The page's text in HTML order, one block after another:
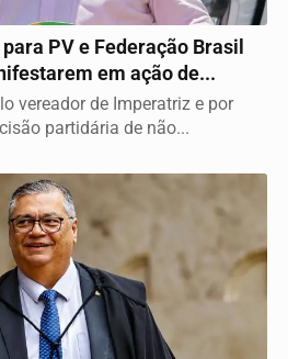
PV e Federação Brasil
em ação de...
vereador de Imperatriz e por
partidária de não...